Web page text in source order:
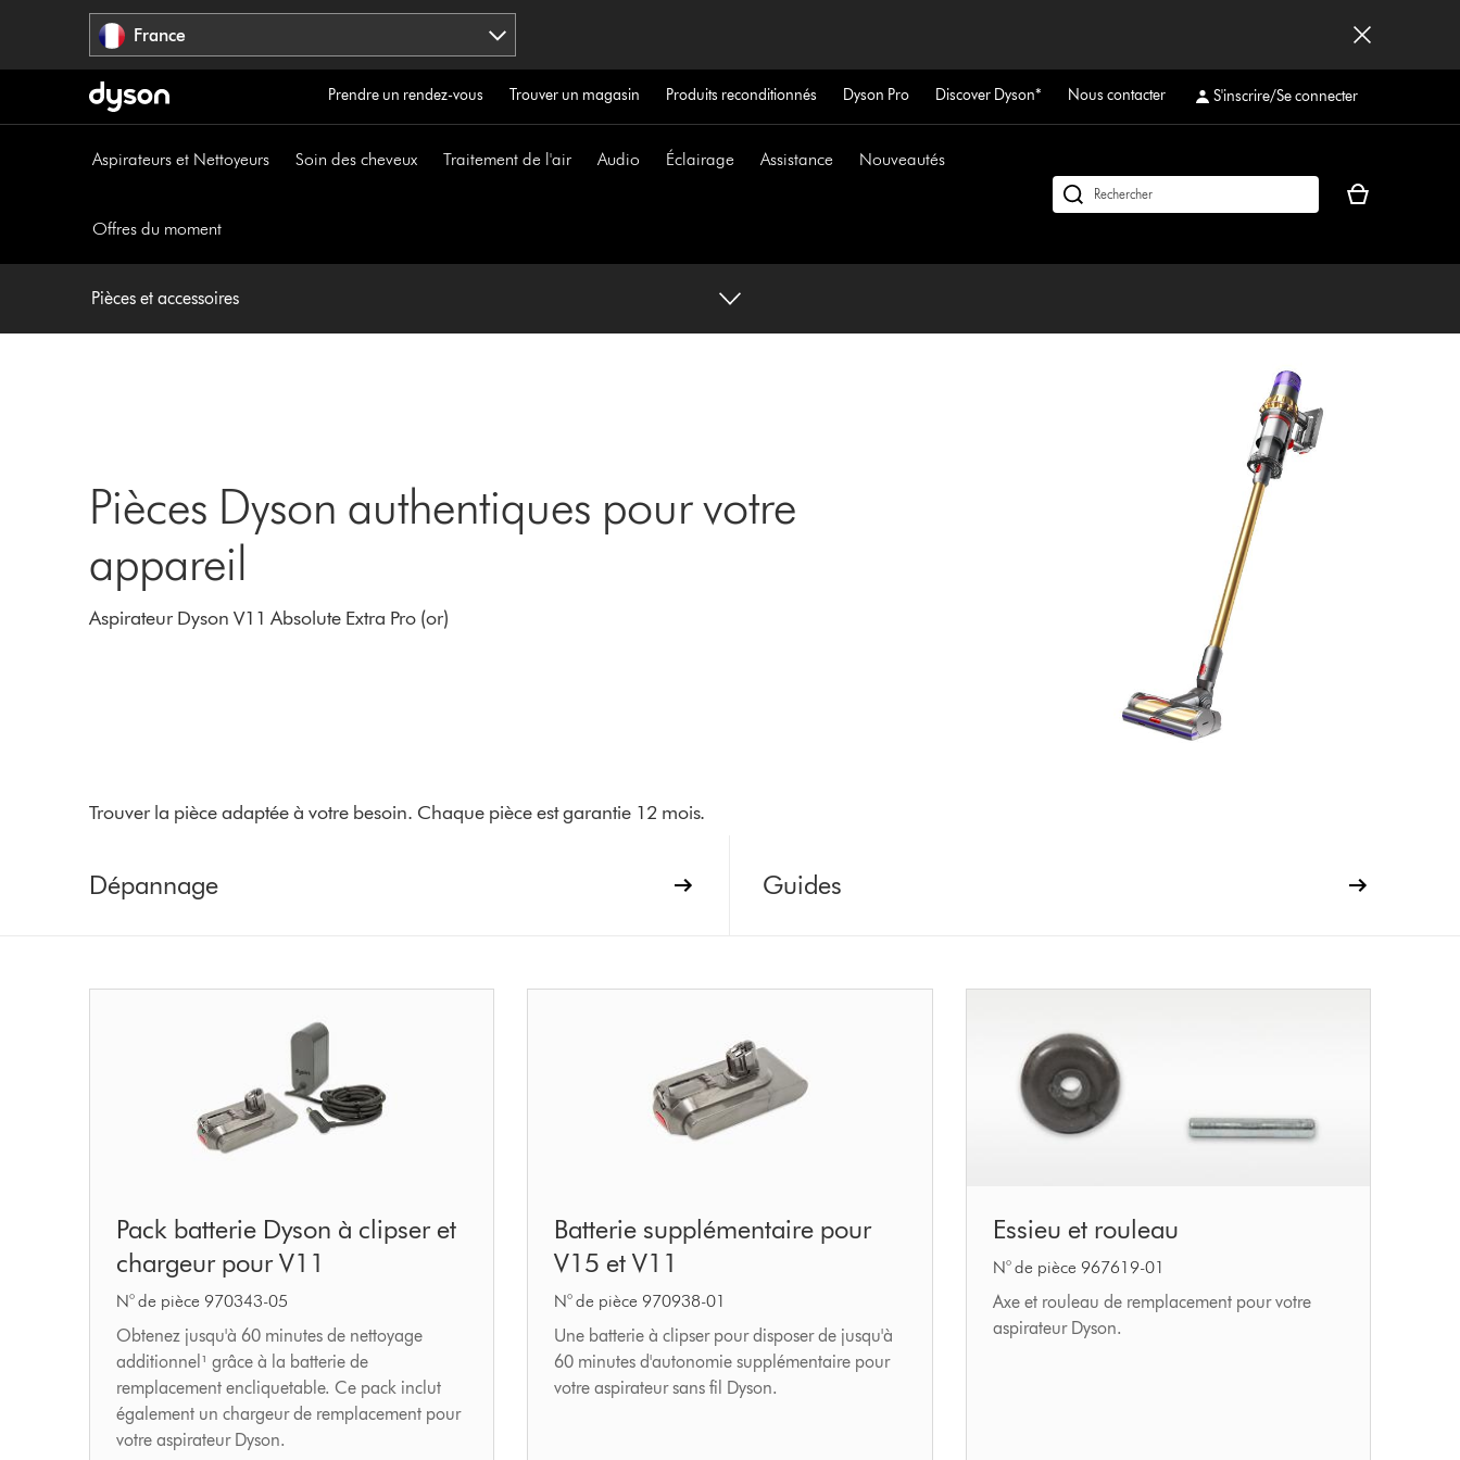
France
Prendre un rendez-vous Trouver un magasin Produits reconditionnés Dyson Pro Discover Dyson* Nous contacter S'inscrire/Se connecter
Aspirateurs et Nettoyeurs Soin des cheveux Traitement de l'air Audio Éclairage Assistance Nouveautés
Offres du moment
Rechercher
Votre
vide
Pièces et accessoires
Pièces Dyson authentiques pour votre
appareil
Aspirateur Dyson V11 Absolute Extra Pro (or)
Trouver la pièce adaptée à votre besoin. Chaque pièce est garantie 12 mois.
Dépannage Guides
batterie
Dyson
à
clipser
et
chargeur
pour
Pack batterie Dyson à clipser et
chargeur pour V11
N° de pièce 970343-05
Obtenez jusqu'à 60 minutes de nettoyage
additionnel¹ grâce à la batterie de
remplacement encliquetable. Ce pack inclut
également un chargeur de remplacement pour
votre aspirateur Dyson.
supplémentaire
pour
V15
et
V11
Batterie supplémentaire pour
V15 et V11
N° de pièce 970938-01
Une batterie à clipser pour disposer de jusqu'à
60 minutes d'autonomie supplémentaire pour
votre aspirateur sans fil Dyson.
et
rouleau
Essieu et rouleau
N° de pièce 967619-01
Axe et rouleau de remplacement pour votre
aspirateur Dyson.